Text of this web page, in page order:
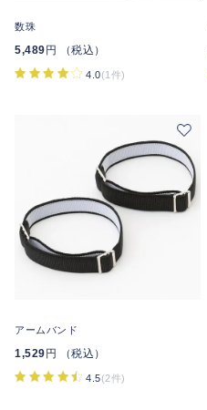
数珠
5,489円 （税込）
4.0(1件)
アームバンド
1,529 円 （税込）
4.5(2件)